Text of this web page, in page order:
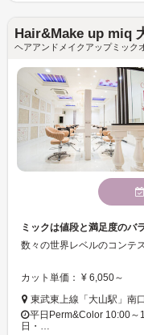
Hair&Make up miq
ヘアアンドメイクアップミック
ミックは値段と満足度のバ
カット単価： ¥ 6,050～
東武東上線「大山駅」南
平日Perm&Color 10:00～
日・…